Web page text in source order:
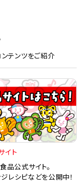
テンツをご紹介
イト
公式サイト。
レシピなどを公開中！